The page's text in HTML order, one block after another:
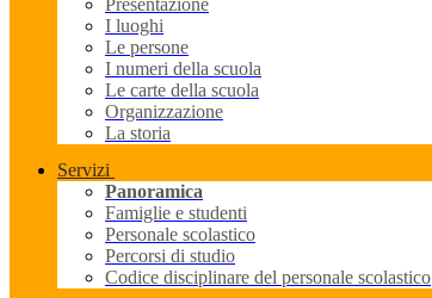
Presentazione
I luoghi
Le persone
I numeri della scuola
Le carte della scuola
Organizzazione
La storia
Servizi
Panoramica
Famiglie e studenti
Personale scolastico
Percorsi di studio
Codice disciplinare del personale scolastico